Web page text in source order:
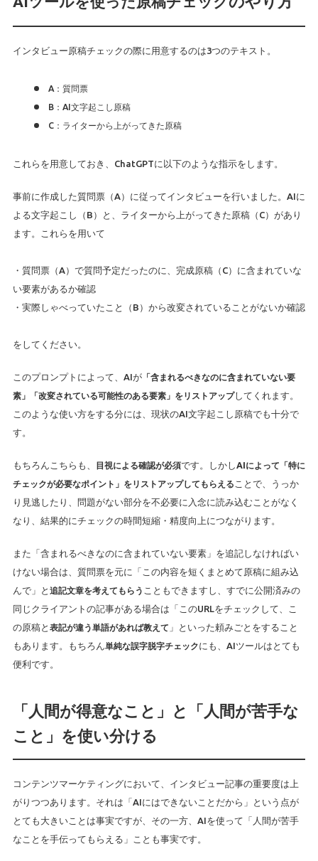
インタビュー原稿チェックの際に用意するのは3つのテキスト。
A：質問票
B：AI文字起こし原稿
C：ライターから上がってきた原稿
これらを用意しておき、ChatGPTに以下のような指示をします。
事前に作成した質問票（A）に従ってインタビューを行いました。AIに
よる文字起こし（B）と、ライターから上がってきた原稿（C）があり
ます。これらを用いて
・質問票（A）で質問予定だったのに、完成原稿（C）に含まれていな
い要素があるか確認
・実際しゃべっていたこと（B）から改変されていることがないか確認
をしてください。
このプロンプトによって、AIが「含まれるべきなのに含まれていない要
素」「改変されている可能性のある要素」をリストアップしてくれます。
このような使い方をする分には、現状のAI文字起こし原稿でも十分で
す。
もちろんこちらも、 目視による確認が必須です。しかしAIによって「特に
チェックが必要なポイント」をリストアップしてもらえる ことで、うっか
り見逃したり、問題がない部分を不必要に入念に読み込むことがなく
なり、結果的にチェックの時間短縮・精度向上につながります。
また「含まれるべきなのに含まれていない要素」を追記しなければい
けない場合は、質問票を元に「この内容を短くまとめて原稿に組み込
んで」と 追記文章を考えてもらう こともできますし、すでに公開済みの
同じクライアントの記事がある場合は「このURLをチェックして、こ
の原稿と 表記が違う単語があれば教えて 」といった頼みごとをすること
もあります。もちろん単純な誤字脱字チェックにも、AIツールはとても
便利です。
「人間が得意なこと」と「人間が苦手な
こと」を使い分ける
コンテンツマーケティングにおいて、インタビュー記事の重要度は上
がりつつあります。それは「AIにはできないことだから」という点が
とても大きいことは事実ですが、その一方、AIを使って「人間が苦手
なことを手伝ってもらえる」ことも事実です。